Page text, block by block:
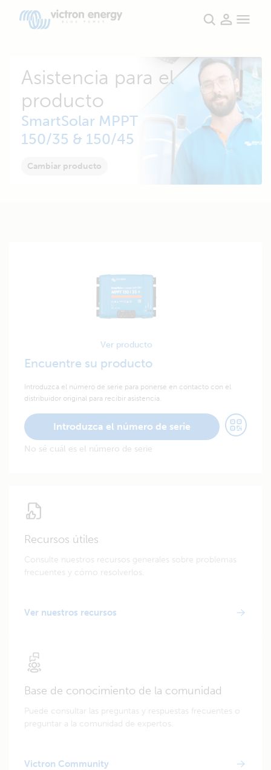
Asistencia para el
producto
SmartSolar MPPT
150/35 & 150/45
Cambiar producto
Ver producto
Encuentre su producto
Introduzca el número de serie para ponerse en contacto con el
distribuidor original para recibir asistencia.
Introduzca el número de serie
No sé cuál es el número de serie
Recursos útiles
Consulte nuestros recursos generales sobre problemas
frecuentes y cómo resolverlos.
Ver nuestros recursos
Base de conocimiento de la comunidad
Puede consultar las preguntas y respuestas frecuentes o
preguntar a la comunidad de expertos.
Victron Community